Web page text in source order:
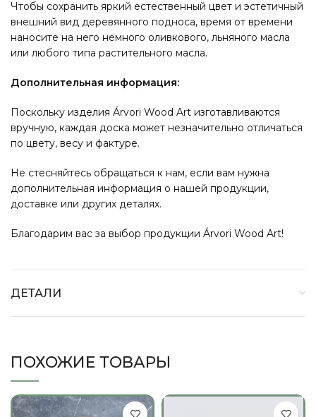
Чтобы сохранить яркий естественный цвет и эстетичный
внешний вид деревянного подноса, время от времени
наносите на него немного оливкового, льняного масла
или любого типа растительного масла.
Дополнительная информация:
Поскольку изделия Árvori Wood Art изготавливаются
вручную, каждая доска может незначительно отличаться
по цвету, весу и фактуре.
Не стесняйтесь обращаться к нам, если вам нужна
дополнительная информация о нашей продукции,
доставке или других деталях.
Благодарим вас за выбор продукции Árvori Wood Art!
ДЕТАЛИ
ПОХОЖИЕ ТОВАРЫ